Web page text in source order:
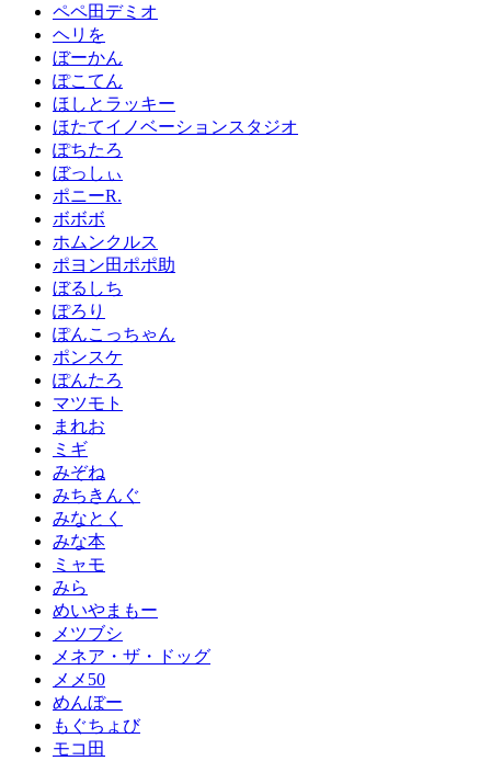
ペペ田デミオ
ヘリを
ぼーかん
ぽこてん
ほしとラッキー
ほたてイノベーションスタジオ
ぽちたろ
ぼっしぃ
ポニーR.
ボボボ
ホムンクルス
ポヨン田ポポ助
ぼるしち
ぽろり
ぽんこっちゃん
ポンスケ
ぽんたろ
マツモト
まれお
ミギ
みぞね
みちきんぐ
みなとく
みな本
ミャモ
みら
めいやまもー
メツブシ
メネア・ザ・ドッグ
メメ50
めんぼー
もぐちょび
モコ田